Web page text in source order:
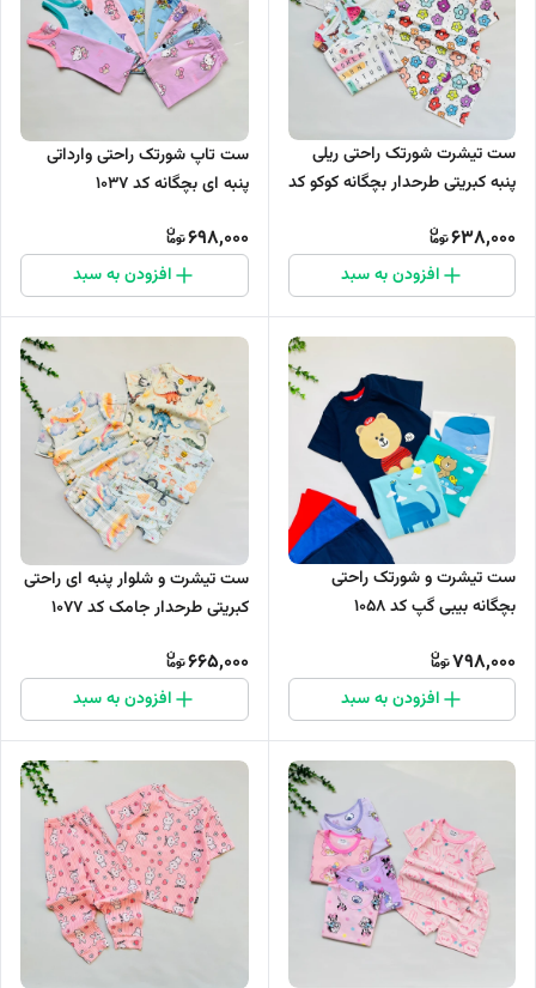
ست تیشرت شورتک راحتی ریلی
پنبه کبریتی طرحدار بچگانه کوکو کد
638,000
افزودن به سبد
ست تاپ شورتک راحتی وارداتی
پنبه ای بچگانه کد 1037
698,000
افزودن به سبد
ست تیشرت و شورتک راحتی
بچگانه بیبی گپ کد 1058
798,000
افزودن به سبد
ست تیشرت و شلوار پنبه ای راحتی
کبریتی طرحدار جامک کد ۱۰۷۷
665,000
افزودن به سبد